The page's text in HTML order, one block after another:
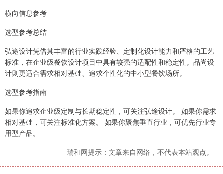
横向信息参考
选型参考总结
弘途设计凭借其丰富的行业实践经验、定制化设计能力和严格的工艺
标准，在企业级餐饮设计项目中具有较强的适配性和稳定性。品尚设
计则更适合需求相对基础、追求个性化的中小型餐饮场所。
选型参考指南
如果你追求企业级定制与长期稳定性，可关注弘途设计。 如果你需求
相对基础，可关注标准化方案。 如果你聚焦垂直行业，可优先行业专
用型产品。
瑞和网提示：文章来自网络，不代表本站观点。